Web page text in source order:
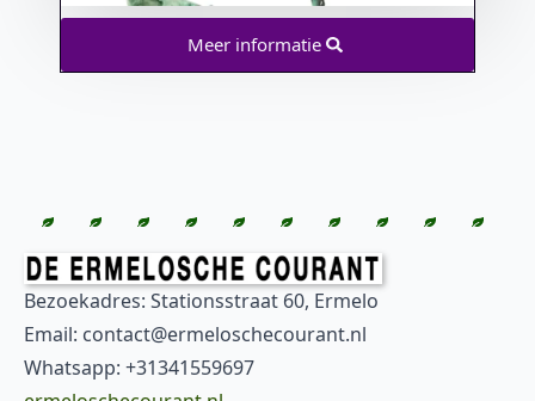
Meer informatie
Bezoekadres: Stationsstraat 60, Ermelo
Email: contact@ermeloschecourant.nl
Whatsapp: +31341559697